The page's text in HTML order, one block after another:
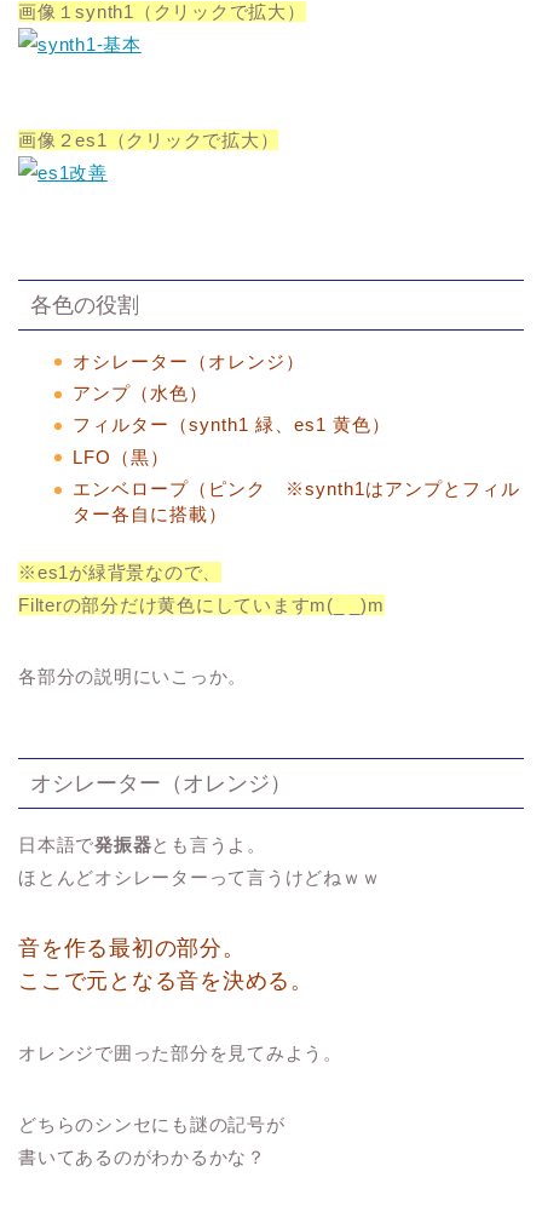
画像１synth1（クリックで拡大）
画像２es1（クリックで拡大）
各色の役割
オシレーター（オレンジ）
アンプ（水色）
フィルター（synth1 緑、es1 黄色）
LFO（黒）
エンベロープ（ピンク ※synth1はアンプとフィル
ター各自に搭載）
※es1が緑背景なので、
Filterの部分だけ黄色にしていますm(_ _)m
各部分の説明にいこっか。
オシレーター（オレンジ）
日本語で発振器とも言うよ。
ほとんどオシレーターって言うけどねｗｗ
音を作る最初の部分。
ここで元となる音を決める。
オレンジで囲った部分を見てみよう。
どちらのシンセにも謎の記号が
書いてあるのがわかるかな？